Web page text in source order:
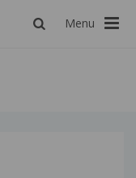
Menu